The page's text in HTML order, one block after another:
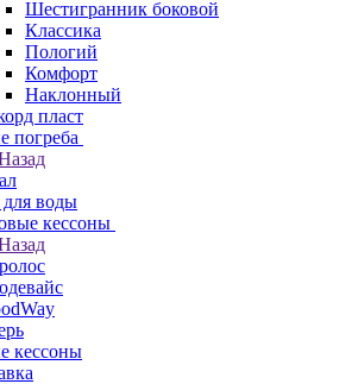
Шестигранник боковой
Классика
Пологий
Комфорт
Наклонный
пласт
погреба
воды
кессоны
кессоны